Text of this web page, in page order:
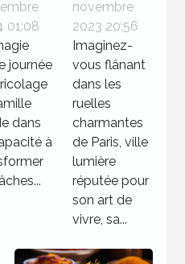
01:08
journée
dans
à
séjourner
dans un
hôtel 3
étoiles à
Paris
novembre
2023 20:56
Imaginez-
vous flânant
dans les
ruelles
charmantes
de Paris, ville
lumière
réputée pour
son art de
vivre, sa...